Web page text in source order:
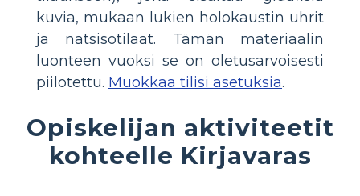
kuvia, mukaan lukien holokaustin uhrit
ja natsisotilaat. Tämän materiaalin
luonteen vuoksi se on oletusarvoisesti
piilotettu. Muokkaa tilisi asetuksia.
Opiskelijan aktiviteetit
kohteelle Kirjavaras